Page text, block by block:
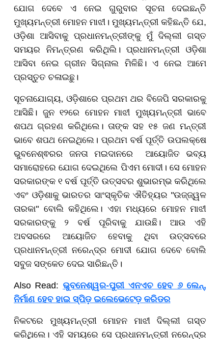
ଯୋଗ ଦେବେ ଏ ନେଇ ଗୁରୁବାର ସୂଚନା ଦେଇଛନ୍ତି
ମୁଖ୍ୟମନ୍ତ୍ରୀ ମୋହନ ମାଝୀ। ମୁଖ୍ୟମନ୍ତ୍ରୀ କହିଛନ୍ତି ଯେ,
ଓଡ଼ିଶା ଆସିବାକୁ ପ୍ରଧାନମନ୍ତ୍ରୀଙ୍କୁ ମୁଁ ଦିଲ୍ଲୀ ଗସ୍ତ
ସମୟର ନିମନ୍ତ୍ରଣ କରିଥିଲି। ପ୍ରଧାନମନ୍ତ୍ରୀ ଓଡ଼ିଶା
ଆସିବା ନେଇ ଗ୍ରୀନ ସିଗ୍ନାଲ ମିଳିଛି। ଏ ନେଇ ଆମେ
ପ୍ରସ୍ତୁତ ଚଳାଇଛୁ।
ସୂଚନାଯୋଗ୍ୟ, ଓଡ଼ିଶାରେ ପ୍ରଥମ ଥର ବିଜେପି ସରକାରକୁ
ଆସିଛି। ଜୁନ ୧୨ରେ ମୋହନ ମାଝୀ ମୁଖ୍ୟମନ୍ତ୍ରୀ ଭାବେ
ଶପଥ ଗ୍ରହଣ କରିଥିଲେ। ତାଙ୍କ ସହ ୧୫ ଜଣ ମନ୍ତ୍ରୀ
ଭାବେ ଶପଥ ନେଇଥିଲେ। ପ୍ରଥମ ବର୍ଷ ପୂର୍ତ୍ତି ଉପଲକ୍ଷେ
ଭୁବନେଶ୍ଵରର ଜନତା ମଇଦାନରେ ଆୟୋଜିତ ଭବ୍ୟ
ସମାରୋହରେ ଯୋଗ ଦେଇଥିଲେ ପିଏମ ମୋଦୀ। ସେ ମୋହନ
ସରକାରଙ୍କ ୧ ବର୍ଷ ପୂର୍ତ୍ତି ଉତ୍ସବର ଶୁଭାରମ୍ଭ କରିଥିଲେ
ଏବଂ ଓଡ଼ିଶାକୁ ଭାରତର ସାଂସ୍କୃତିକ ଐତିହ୍ୟର "ଉଜ୍ଜ୍ୱଳ
ତାରକା" ବୋଲି କହିଥିଲେ। ଏହା ମଧ୍ୟରେ ମୋହନ ମାଝୀ
ସରକାରଙ୍କୁ ୨ ବର୍ଷ ପୂରିବାକୁ ଯାଉଛି। ଆଉ ଏହି
ଅବସରରେ ଆୟୋଜିତ ହେବାକୁ ଥିବା ଉତ୍ସବରେ
ପ୍ରଧାନମନ୍ତ୍ରୀ ନରେନ୍ଦ୍ର ମୋଦୀ ଯୋଗ ଦେବେ ବୋଲି
ସବୁଜ ସଙ୍କେତ ଦେଇ ସାରିଛନ୍ତି।
Also Read: ଭୁବନେଶ୍ୱର-ପୁରୀ ଏନଏଚ ହେବ ୬ ଲେନ୍,
ନିର୍ମାଣ ହେବ ହାଇ ସ୍ପିଡ଼ ଇଲେଭେଟେଡ଼ କରିଡର
ନିକଟରେ ମୁଖ୍ୟମନ୍ତ୍ରୀ ମୋହନ ମାଝୀ ଦିଲ୍ଲୀ ଗସ୍ତ
କରିଥିଲେ। ଏହି ସମୟରେ ସେ ପ୍ରଧାନମନ୍ତ୍ରୀ ନରେନ୍ଦ୍ର